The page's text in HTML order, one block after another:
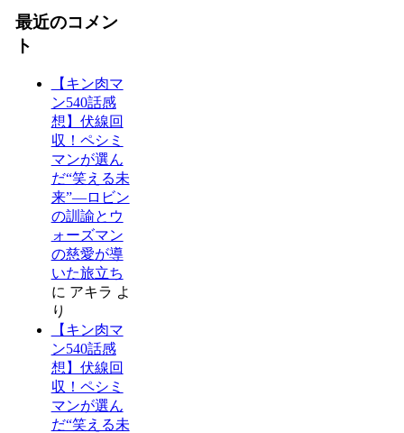
最近のコメン
ト
【キン肉マ
ン540話感
想】伏線回
収！ペシミ
マンが選ん
だ“笑える未
来”―ロビン
の訓諭とウ
ォーズマン
の慈愛が導
いた旅立ち
に アキラ よ
り
【キン肉マ
ン540話感
想】伏線回
収！ペシミ
マンが選ん
だ“笑える未